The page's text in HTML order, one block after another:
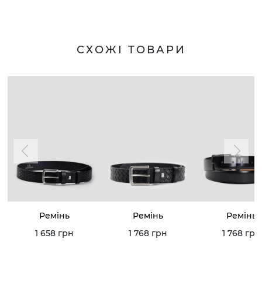
СХОЖІ ТОВАРИ
Ремінь
1 658 грн
Ремінь
1 768 грн
Ремінь
1 768 грн